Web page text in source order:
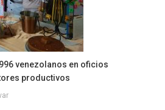
venezolanos en oficios
productivos